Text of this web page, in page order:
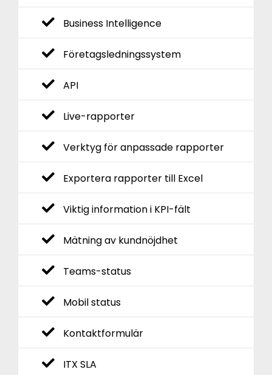
Business Intelligence
Företagsledningssystem
API
Live-rapporter
Verktyg för anpassade rapporter
Exportera rapporter till Excel
Viktig information i KPI-fält
Mätning av kundnöjdhet
Teams-status
Mobil status
Kontaktformulär
ITX SLA